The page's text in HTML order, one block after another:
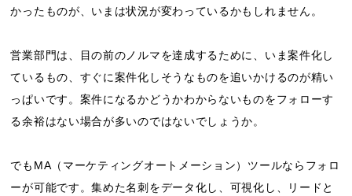
かったものが、いまは状況が変わっているかもしれません。
営業部門は、目の前のノルマを達成するために、いま案件化し
ているもの、すぐに案件化しそうなものを追いかけるのが精い
っぱいです。案件になるかどうかわからないものをフォローす
る余裕はない場合が多いのではないでしょうか。
でもMA（マーケティングオートメーション）ツールならフォロ
ーが可能です。集めた名刺をデータ化し、可視化し、リードと